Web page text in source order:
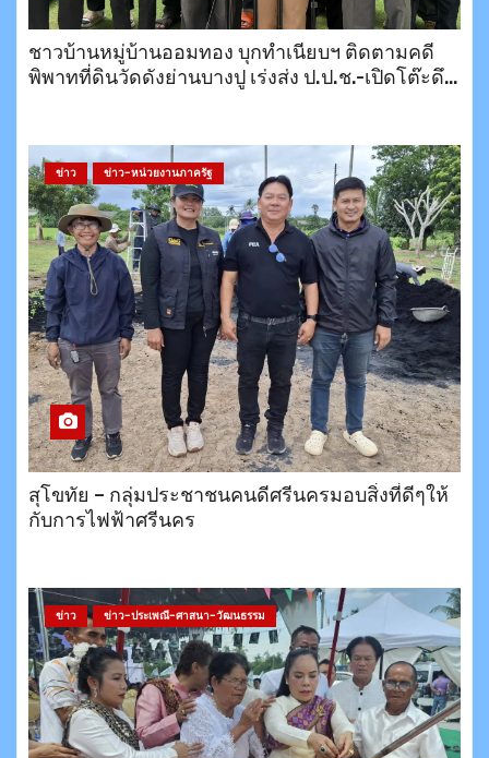
ชาวบ้านหมู่บ้านออมทอง บุกทำเนียบฯ ติดตามคดี
พิพาทที่ดินวัดดังย่านบางปู เร่งส่ง ป.ป.ช.-เปิดโต๊ะดึง
ข่าว ข่าว-หน่วยงานภาครัฐ
สุโขทัย – กลุ่มประชาชนคนดีศรีนครมอบสิ่งที่ดีๆให้
กับการไฟฟ้าศรีนคร
ข่าว ข่าว-ประเพณี-ศาสนา-วัฒนธรรม